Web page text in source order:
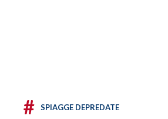
# SPIAGGE DEPREDATE